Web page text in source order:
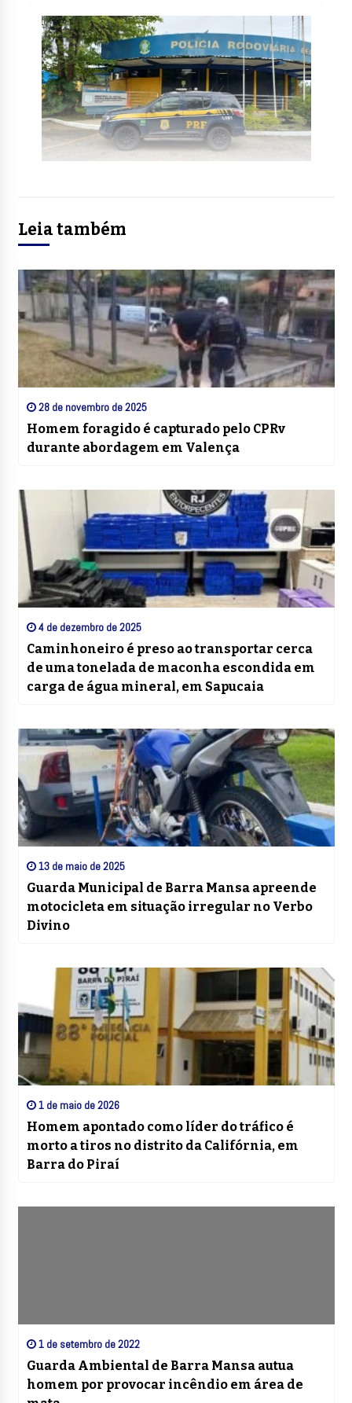
Leia também
28 de novembro de 2025
Homem foragido é capturado pelo CPRv
durante abordagem em Valença
4 de dezembro de 2025
Caminhoneiro é preso ao transportar cerca
de uma tonelada de maconha escondida em
carga de água mineral, em Sapucaia
13 de maio de 2025
Guarda Municipal de Barra Mansa apreende
motocicleta em situação irregular no Verbo
Divino
1 de maio de 2026
Homem apontado como líder do tráfico é
morto a tiros no distrito da Califórnia, em
Barra do Piraí
1 de setembro de 2022
Guarda Ambiental de Barra Mansa autua
homem por provocar incêndio em área de